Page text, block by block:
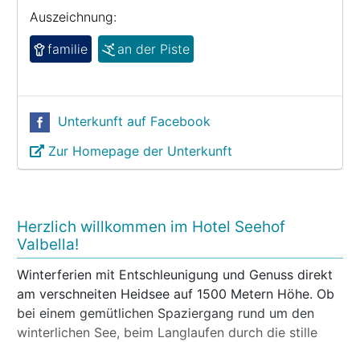
Auszeichnung:
familie
an der Piste
Unterkunft auf Facebook
Zur Homepage der Unterkunft
Herzlich willkommen im Hotel Seehof
Valbella!
Winterferien mit Entschleunigung und Genuss direkt
am verschneiten Heidsee auf 1500 Metern Höhe. Ob
bei einem gemütlichen Spaziergang rund um den
winterlichen See, beim Langlaufen durch die stille